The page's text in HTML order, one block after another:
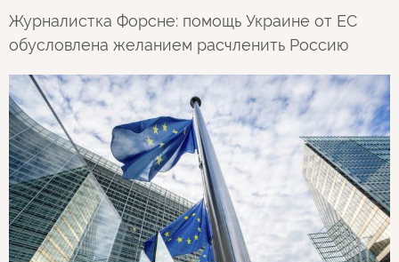
Журналистка Форсне: помощь Украине от ЕС
обусловлена желанием расчленить Россию